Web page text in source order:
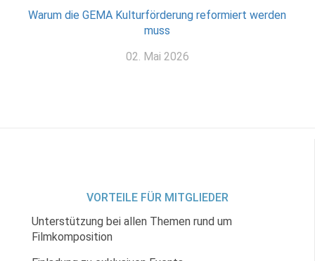
Warum die GEMA Kulturförderung reformiert werden
muss
02. Mai 2026
VORTEILE FÜR MITGLIEDER
Unterstützung bei allen Themen rund um
Filmkomposition